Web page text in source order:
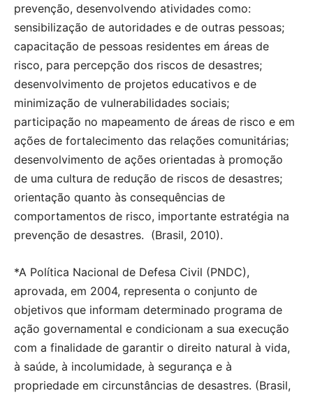
prevenção, desenvolvendo atividades como:
sensibilização de autoridades e de outras pessoas;
capacitação de pessoas residentes em áreas de
risco, para percepção dos riscos de desastres;
desenvolvimento de projetos educativos e de
minimização de vulnerabilidades sociais;
participação no mapeamento de áreas de risco e em
ações de fortalecimento das relações comunitárias;
desenvolvimento de ações orientadas à promoção
de uma cultura de redução de riscos de desastres;
orientação quanto às consequências de
comportamentos de risco, importante estratégia na
prevenção de desastres. (Brasil, 2010).
*A Política Nacional de Defesa Civil (PNDC),
aprovada, em 2004, representa o conjunto de
objetivos que informam determinado programa de
ação governamental e condicionam a sua execução
com a finalidade de garantir o direito natural à vida,
à saúde, à incolumidade, à segurança e à
propriedade em circunstâncias de desastres. (Brasil,